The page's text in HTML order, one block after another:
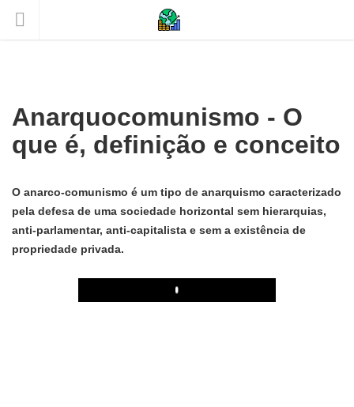
Anarquocomunismo - O
que é, definição e conceito
O anarco-comunismo é um tipo de anarquismo caracterizado
pela defesa de uma sociedade horizontal sem hierarquias,
anti-parlamentar, anti-capitalista e sem a existência de
propriedade privada.
Play